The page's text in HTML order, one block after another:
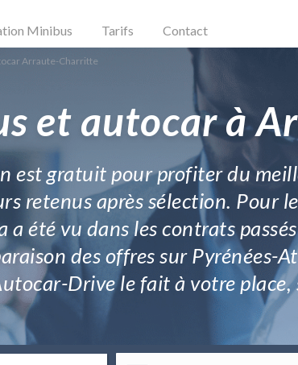
Minibus Tarifs Contact
Arraute-Charritte
et autocar à
est gratuit pour profiter du
retenus après sélection. Pour
a été vu dans les contrats
des offres sur Pyrénées-
Drive le fait à votre place,